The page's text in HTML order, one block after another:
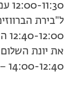
ל"בירת
את יונת
14:00-12:40 – הפסקת צהריים